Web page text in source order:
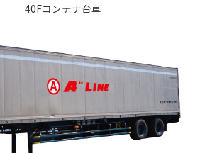
40Fコンテナ台車